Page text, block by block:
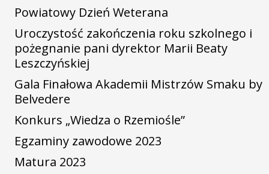
Powiatowy Dzień Weterana
Uroczystość zakończenia roku szkolnego i
pożegnanie pani dyrektor Marii Beaty
Leszczyńskiej
Gala Finałowa Akademii Mistrzów Smaku by
Belvedere
Konkurs „Wiedza o Rzemiośle”
Egzaminy zawodowe 2023
Matura 2023